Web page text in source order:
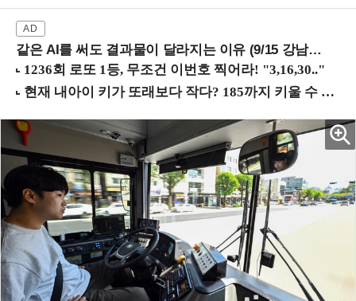
같은 AI를 써도 결과물이 달라지는 이유 (9/15 강남역)